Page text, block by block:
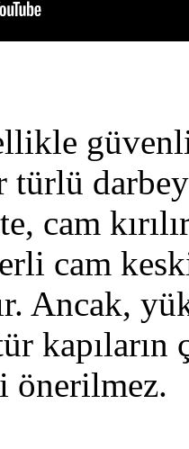
türlü
cam
cam
Ancak,
kapıların
önerilmez.